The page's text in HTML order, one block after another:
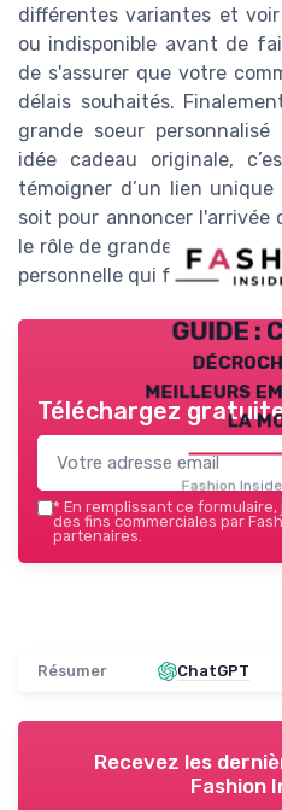
différentes variantes et
ou indisponible avant de
de s'assurer que votre
délais souhaités.
grande soeur
idée cadeau originale,
témoigner d’un lien
soit pour annoncer l'arrivée
le rôle de grande soeur,
personnelle qui fait toute la
GUIDE :
meilleurs
la
Fashion
Téléchargez
* En remplissant ce formulaire,
des fins commerciales par
partenaires.
Résumer ChatGPT
Recevez les
Fashion